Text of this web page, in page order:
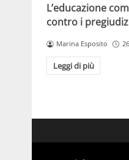
L’educazione
contro i
Marina Esposito
Leggi di più